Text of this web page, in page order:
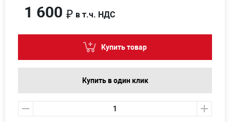
1 600 ₽ в т.ч. НДС
Купить товар
Купить в один клик